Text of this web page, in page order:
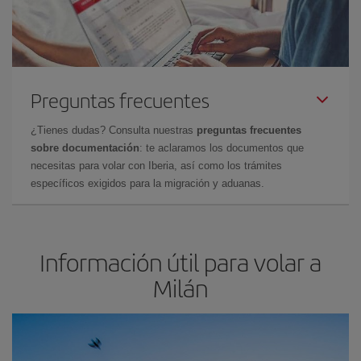
Preguntas frecuentes
¿Tienes dudas? Consulta nuestras preguntas frecuentes
sobre documentación: te aclaramos los documentos que
necesitas para volar con Iberia, así como los trámites
específicos exigidos para la migración y aduanas.
Información útil para volar a
Milán